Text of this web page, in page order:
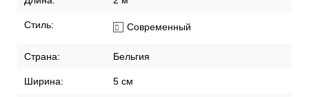
Стиль: Современный
Страна: Бельгия
Ширина: 5 см